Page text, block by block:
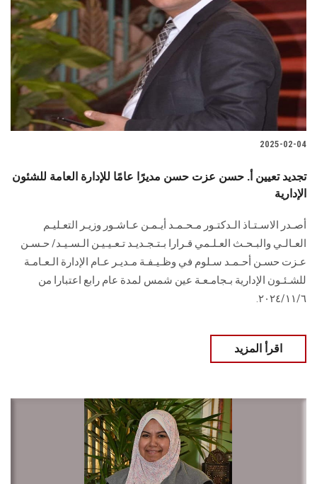
2025-02-04
تجديد تعيين أ. حسن عزت حسن مديرًا عامًا للإدارة العامة للشئون
الإدارية
أصـدر الاسـتـاذ الـدكتـور مـحـمـد أيـمـن عـاشـور وزيـر التعـليـم
العـالـي والبـحـث العـلـمي قـرارا بـتـجـديـد تـعـيـيـن الـسـيـد/ حـسـن
عـزت حسـن أحـمـد سـلوم في وظـيـفـة مـديـر عـام الإدارة الـعـامـة
للشـئـون الإدارية بـجامـعـة عين شمس لمدة عام رابع اعتبارا من
٢٠٢٤/١١/٦.
اقرأ المزيد